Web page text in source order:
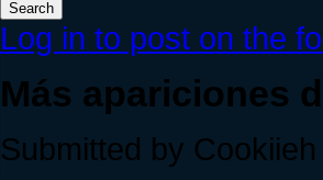
Log in to post on the
Más apariciones
Submitted by